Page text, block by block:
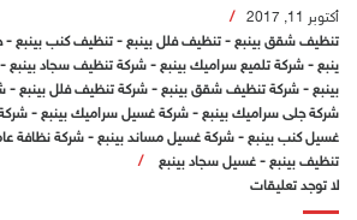
أكتوبر 11, 2017
تنظيف شقق بينبع - تنظيف فلل بينبع - تنظيف كنب بينبع -
ينبع - شركة تلميع سراميك بينبع - شركة تنظيف سجاد بينبع -
بينبع - شركة تنظيف شقق بينبع - شركة تنظيف فلل بينبع -
شركة جلى سراميك بينبع - شركة غسيل سراميك بينبع -
غسيل كنب بينبع - شركة غسيل مساند بينبع - شركة نظافة
تنظيف بينبع - غسيل سجاد بينبع
لا توجد تعليقات